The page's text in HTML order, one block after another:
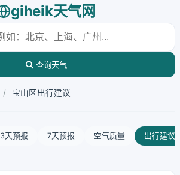
giheik天气网
查询天气
/ 宝山区出行建议
3天预报 7天预报 空气质量 出行建议